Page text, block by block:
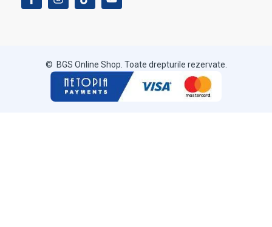
© BGS Online Shop. Toate drepturile rezervate.